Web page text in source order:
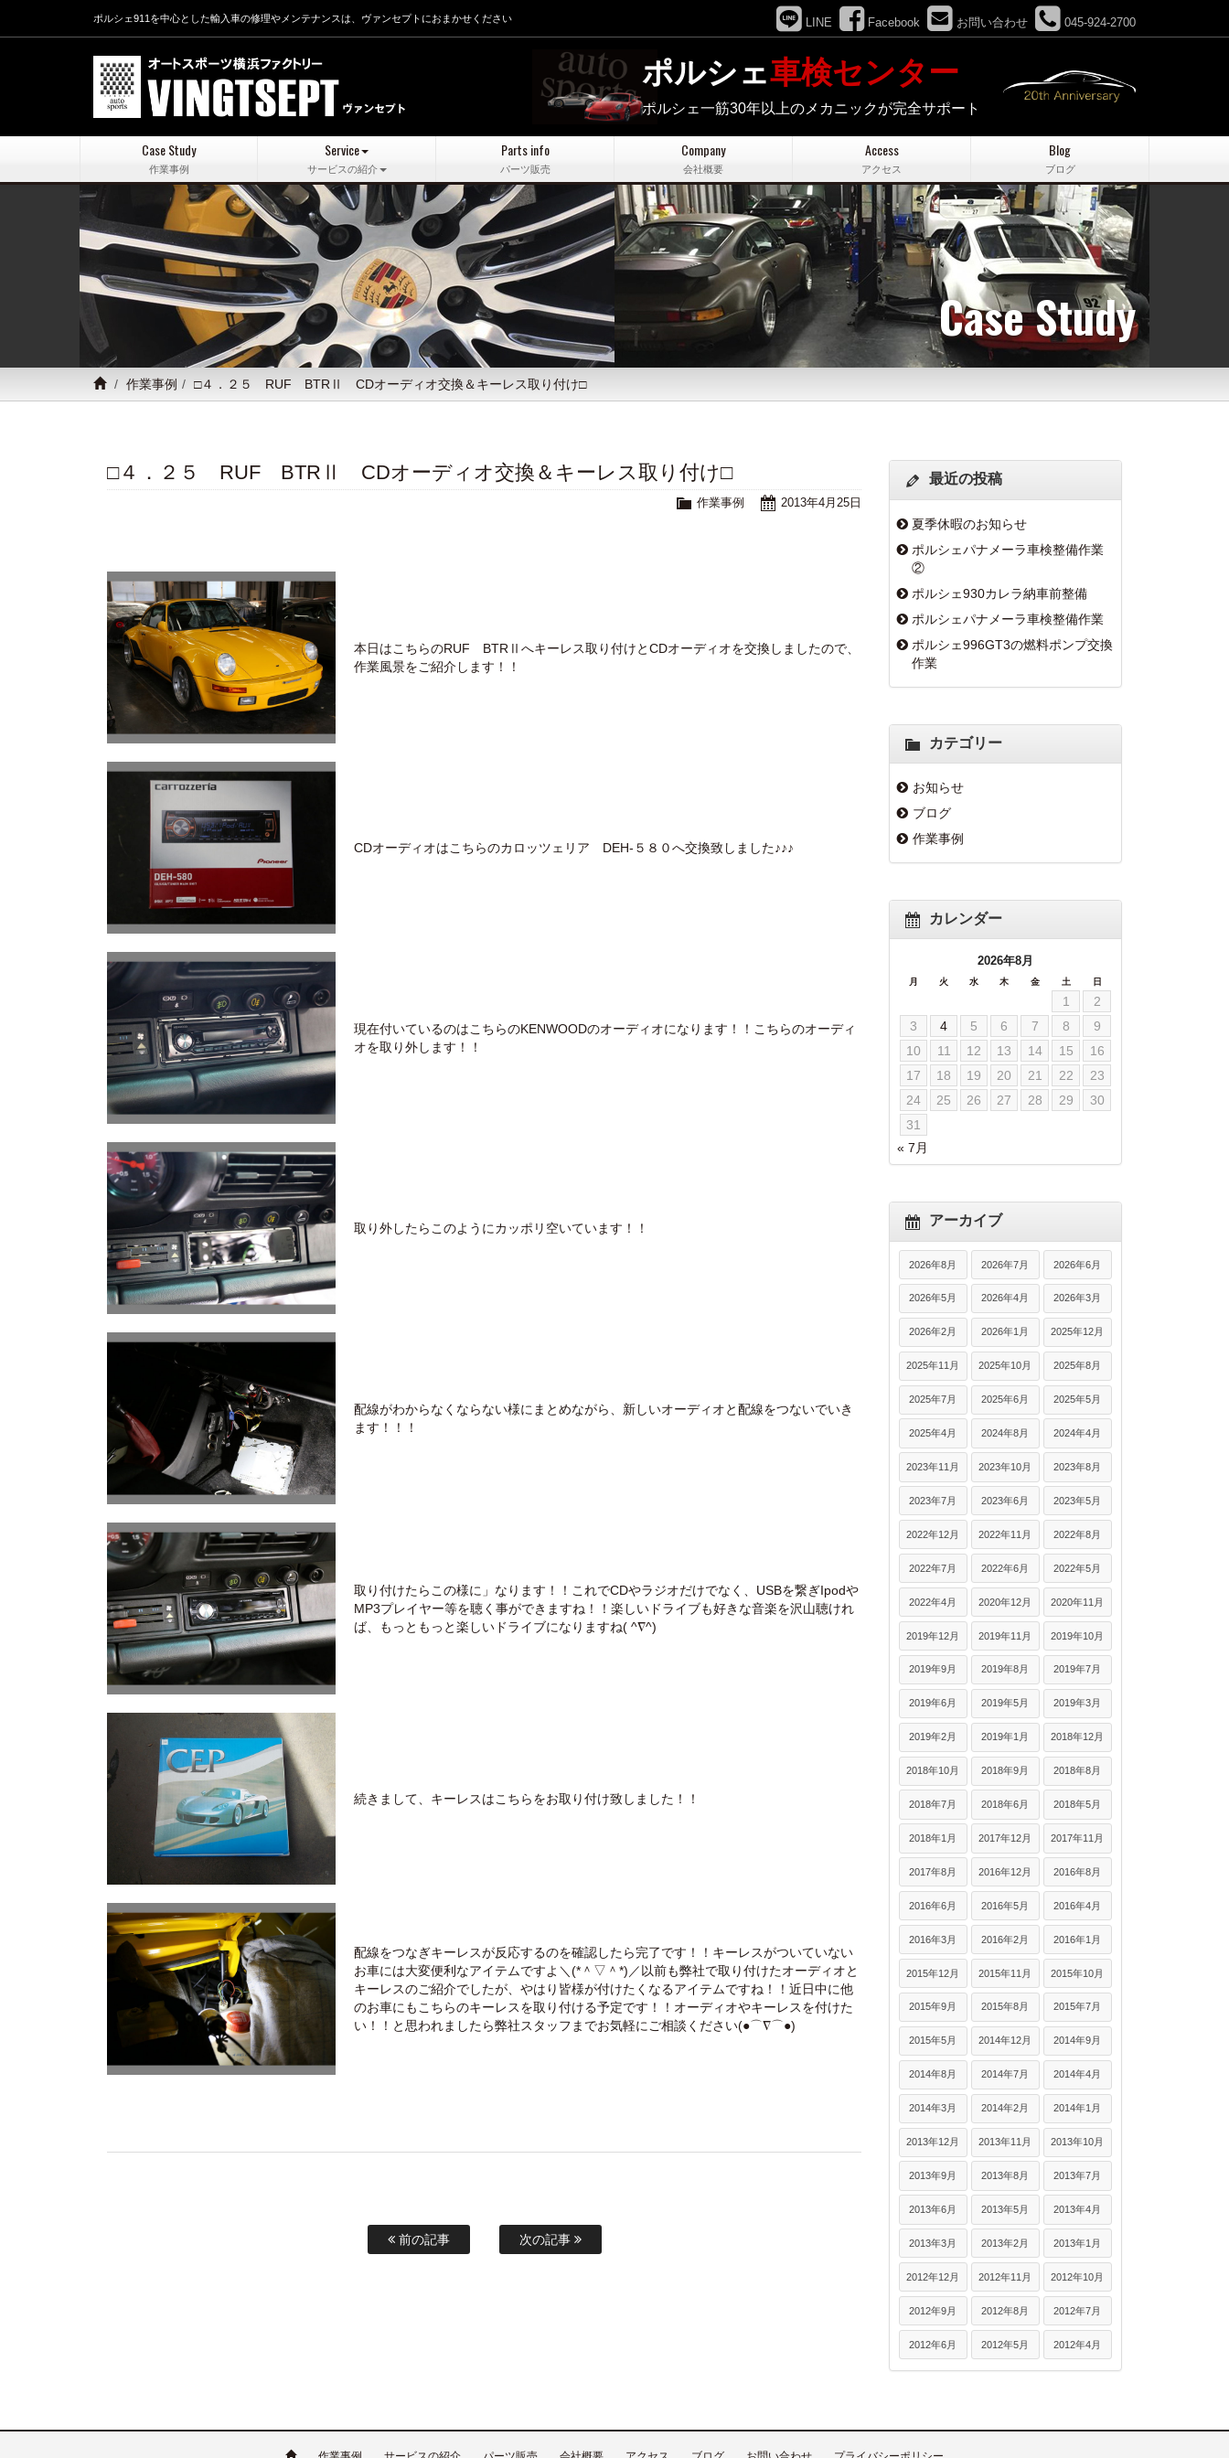
ポルシェ911を中心とした輸入車の修理やメンテナンスは、ヴァンセプトにおまかせください LINE Facebook お問い合わせ 045-924-2700
ポルシェ車検センター
ポルシェ一筋30年以上のメカニックが完全サポート
Case Study
作業事例
Service
サービスの紹介
Parts info
パーツ販売
Company
会社概要
Access
アクセス
Blog
ブログ
Case Study
作業事例 □４．２５ RUF BTRⅡ CDオーディオ交換＆キーレス取り付け□
□４．２５ RUF BTRⅡ CDオーディオ交換＆キーレス取り付け□
2013年4月25日
作業事例
本日はこちらのRUF BTRⅡへキーレス取り付けとCDオーディオを交換しましたので、
作業風景をご紹介します！！
CDオーディオはこちらのカロッツェリア DEH-５８０へ交換致しました♪♪♪
現在付いているのはこちらのKENWOODのオーディオになります！！こちらのオーディ
オを取り外します！！
取り外したらこのようにカッポリ空いています！！
配線がわからなくならない様にまとめながら、新しいオーディオと配線をつないでいき
ます！！！
取り付けたらこの様に」なります！！これでCDやラジオだけでなく、USBを繋ぎIpodや
MP3プレイヤー等を聴く事ができますね！！楽しいドライブも好きな音楽を沢山聴けれ
ば、もっともっと楽しいドライブになりますね( ^∇^)
続きまして、キーレスはこちらをお取り付け致しました！！
配線をつなぎキーレスが反応するのを確認したら完了です！！キーレスがついていない
お車には大変便利なアイテムですよ＼(*＾▽＾*)／以前も弊社で取り付けたオーディオと
キーレスのご紹介でしたが、やはり皆様が付けたくなるアイテムですね！！近日中に他
のお車にもこちらのキーレスを取り付ける予定です！！オーディオやキーレスを付けた
い！！と思われましたら弊社スタッフまでお気軽にご相談ください(●⌒∇⌒●)
前の記事 次の記事
最近の投稿
夏季休暇のお知らせ
ポルシェパナメーラ車検整備作業
②
ポルシェ930カレラ納車前整備
ポルシェパナメーラ車検整備作業
ポルシェ996GT3の燃料ポンプ交換
作業
カテゴリー
お知らせ
ブログ
作業事例
カレンダー
2026年8月
月 火 水 木 金 土 日
1
2
3
4 5 6 7 8
9
10
11 12 13 14 15
16
17
18 19 20 21 22
23
24
25 26 27 28 29
30
31
« 7月
アーカイブ
2026年8月 2026年7月 2026年6月
2026年5月 2026年4月 2026年3月
2026年2月 2026年1月 2025年12月
2025年11月 2025年10月 2025年8月
2025年7月 2025年6月 2025年5月
2025年4月 2024年8月 2024年4月
2023年11月 2023年10月 2023年8月
2023年7月 2023年6月 2023年5月
2022年12月 2022年11月 2022年8月
2022年7月 2022年6月 2022年5月
2022年4月 2020年12月 2020年11月
2019年12月 2019年11月 2019年10月
2019年9月 2019年8月 2019年7月
2019年6月 2019年5月 2019年3月
2019年2月 2019年1月 2018年12月
2018年10月 2018年9月 2018年8月
2018年7月 2018年6月 2018年5月
2018年1月 2017年12月 2017年11月
2017年8月 2016年12月 2016年8月
2016年6月 2016年5月 2016年4月
2016年3月 2016年2月 2016年1月
2015年12月 2015年11月 2015年10月
2015年9月 2015年8月 2015年7月
2015年5月 2014年12月 2014年9月
2014年8月 2014年7月 2014年4月
2014年3月 2014年2月 2014年1月
2013年12月 2013年11月 2013年10月
2013年9月 2013年8月 2013年7月
2013年6月 2013年5月 2013年4月
2013年3月 2013年2月 2013年1月
2012年12月 2012年11月 2012年10月
2012年9月 2012年8月 2012年7月
2012年6月 2012年5月 2012年4月